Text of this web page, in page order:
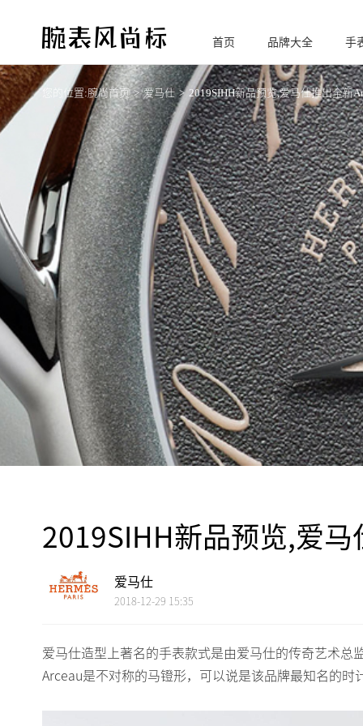
腕
表风尚标
首页 品牌大全 手
您的位置:腕尚首页 爱马仕 2019SIHH新品预览,爱马仕推出全新
2019SIHH新品预览,爱
爱马仕
2018-12-29 15:35
爱马仕造型上著名的手表款式是由爱马仕的传奇艺术
Arceau是不对称的马镫形，可以说是该品牌最知名的